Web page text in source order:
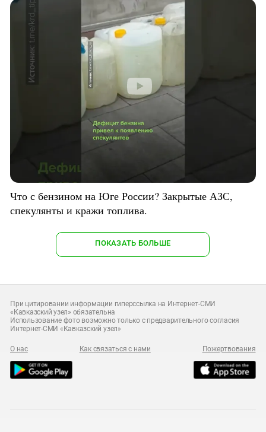
Что с бензином на Юге России? Закрытые АЗС,
спекулянты и кражи топлива.
ПОКАЗАТЬ БОЛЬШЕ
При цитировании информации гиперссылка на Интернет-СМИ
«Кавказский узел» обязательна
Использование фото возможно только с предварительного согласия
Интернет-СМИ «Кавказский узел»
О нас Как связаться с нами Пожертвования